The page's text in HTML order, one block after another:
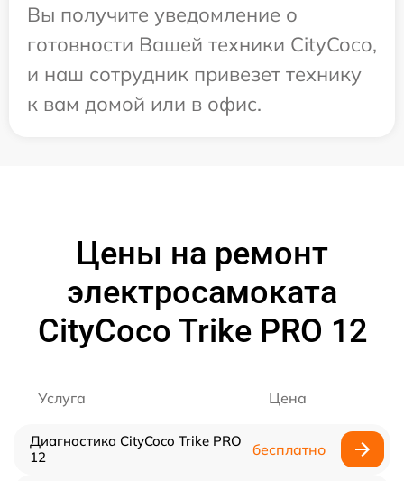
Вы получите уведомление о
готовности Вашей техники CityCoco,
и наш сотрудник привезет технику
к вам домой или в офис.
Цены на ремонт
электросамоката
CityCoco Trike PRO 12
Услуга Цена
Диагностика CityCoco Trike PRO
12
бесплатно